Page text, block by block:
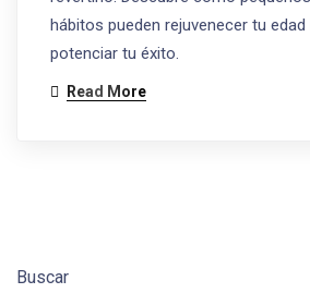
hábitos pueden rejuvenecer tu
potenciar tu éxito.
Read More
Buscar